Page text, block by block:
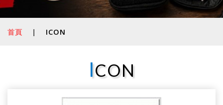
首頁 | ICON
ICON